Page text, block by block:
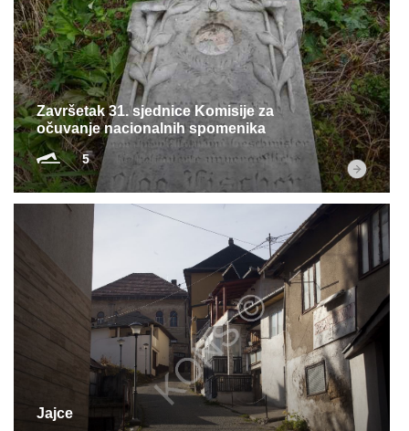
Završetak 31. sjednice Komisije za
očuvanje nacionalnih spomenika
5
Jajce